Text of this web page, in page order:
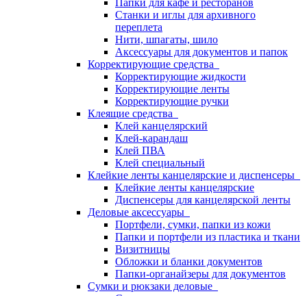
Папки для кафе и ресторанов
Станки и иглы для архивного
переплета
Нити, шпагаты, шило
Аксессуары для документов и папок
Корректирующие средства
Корректирующие жидкости
Корректирующие ленты
Корректирующие ручки
Клеящие средства
Клей канцелярский
Клей-карандаш
Клей ПВА
Клей специальный
Клейкие ленты канцелярские и диспенсеры
Клейкие ленты канцелярские
Диспенсеры для канцелярской ленты
Деловые аксессуары
Портфели, сумки, папки из кожи
Папки и портфели из пластика и ткани
Визитницы
Обложки и бланки документов
Папки-органайзеры для документов
Сумки и рюкзаки деловые